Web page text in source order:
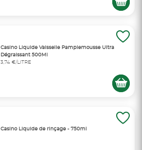
Casino Liquide Vaisselle Pamplemousse Ultra
Dégraissant 500Ml
3,74 €/LITRE
Casino Liquide de rinçage - 750ml